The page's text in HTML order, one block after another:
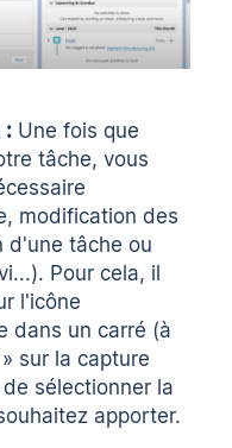
: Une fois que
tâche, vous
modification des
d'une tâche ou
Pour cela, il
l'icône
dans un carré (à
sur la capture
sélectionner la
apporter.